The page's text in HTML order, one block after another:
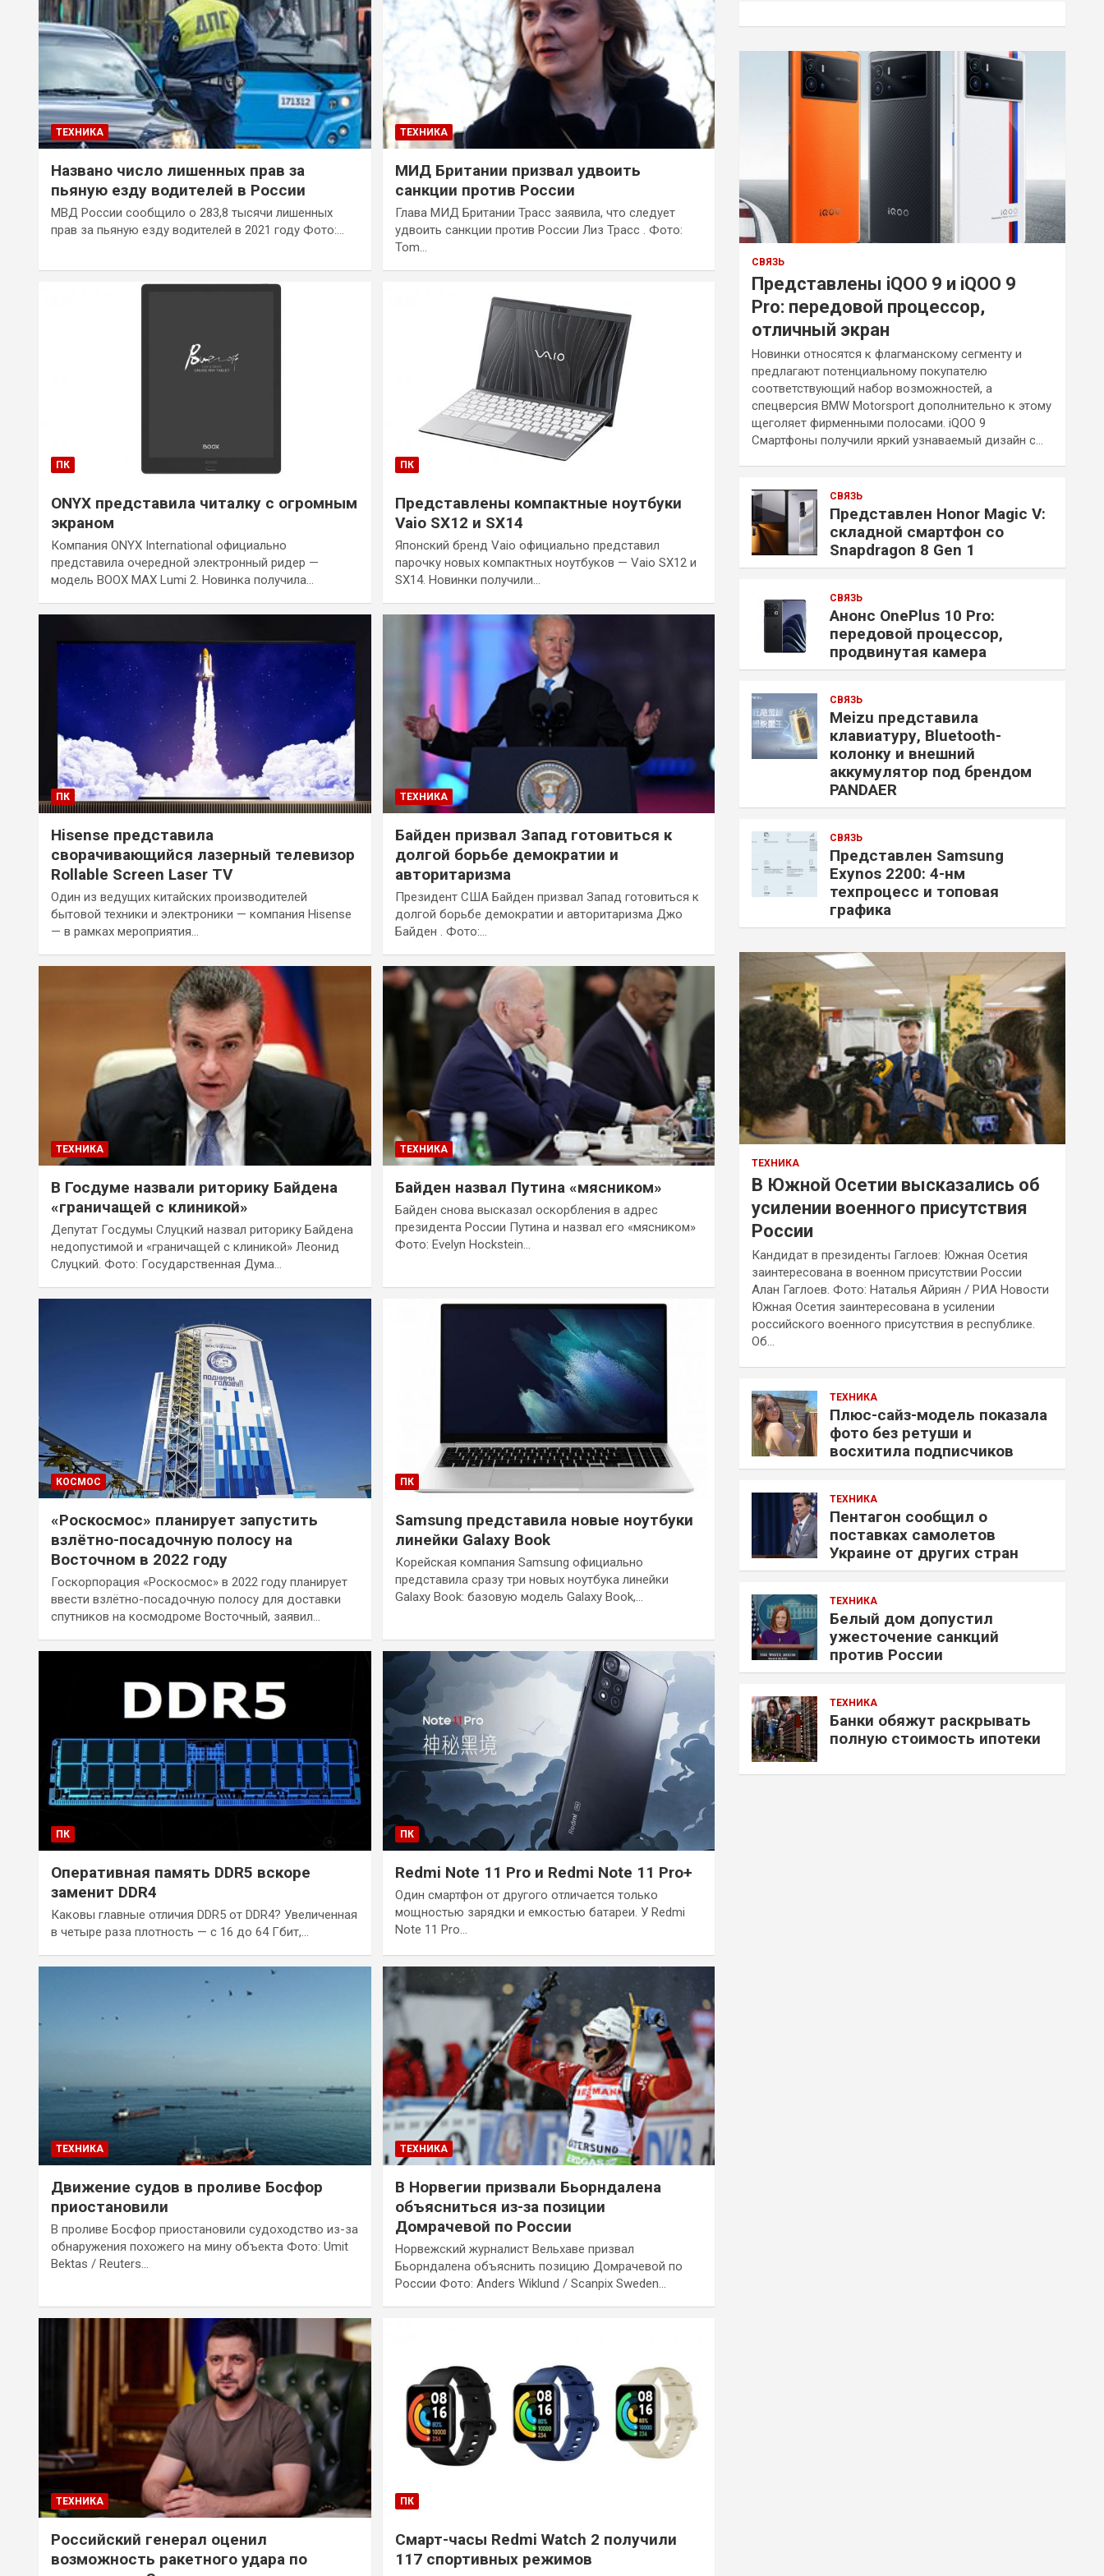
ТЕХНИКА
Названо число лишенных прав за
пьяную езду водителей в России
МВД России сообщило о 283,8 тысячи лишенных
прав за пьяную езду водителей в 2021 году Фото:…
ТЕХНИКА
МИД Британии призвал удвоить
санкции против России
Глава МИД Британии Трасс заявила, что следует
удвоить санкции против России Лиз Трасc . Фото:
Tom…
ПК
ONYX представила читалку с огромным
экраном
Компания ONYX International официально
представила очередной электронный ридер —
модель BOOX MAX Lumi 2. Новинка получила…
ПК
Представлены компактные ноутбуки
Vaio SX12 и SX14
Японский бренд Vaio официально представил
парочку новых компактных ноутбуков — Vaio SX12 и
SX14. Новинки получили…
ПК
Hisense представила
сворачивающийся лазерный телевизор
Rollable Screen Laser TV
Один из ведущих китайских производителей
бытовой техники и электроники — компания Hisense
— в рамках мероприятия…
ТЕХНИКА
Байден призвал Запад готовиться к
долгой борьбе демократии и
авторитаризма
Президент США Байден призвал Запад готовиться к
долгой борьбе демократии и авторитаризма Джо
Байден . Фото:…
ТЕХНИКА
В Госдуме назвали риторику Байдена
«граничащей с клиникой»
Депутат Госдумы Слуцкий назвал риторику Байдена
недопустимой и «граничащей с клиникой» Леонид
Слуцкий. Фото: Государственная Дума…
ТЕХНИКА
Байден назвал Путина «мясником»
Байден снова высказал оскорбления в адрес
президента России Путина и назвал его «мясником»
Фото: Evelyn Hockstein…
КОСМОС
«Роскосмос» планирует запустить
взлётно-посадочную полосу на
Восточном в 2022 году
Госкорпорация «Роскосмос» в 2022 году планирует
ввести взлётно-посадочную полосу для доставки
спутников на космодроме Восточный, заявил…
ПК
Samsung представила новые ноутбуки
линейки Galaxy Book
Корейская компания Samsung официально
представила сразу три новых ноутбука линейки
Galaxy Book: базовую модель Galaxy Book,…
ПК
Оперативная память DDR5 вскоре
заменит DDR4
Каковы главные отличия DDR5 от DDR4? Увеличенная
в четыре раза плотность — с 16 до 64 Гбит,…
ПК
Redmi Note 11 Pro и Redmi Note 11 Pro+
Один смартфон от другого отличается только
мощностью зарядки и емкостью батареи. У Redmi
Note 11 Pro…
ТЕХНИКА
Движение судов в проливе Босфор
приостановили
В проливе Босфор приостановили судоходство из-за
обнаружения похожего на мину объекта Фото: Umit
Bektas / Reuters…
ТЕХНИКА
В Норвегии призвали Бьорндалена
объясниться из-за позиции
Домрачевой по России
Норвежский журналист Вельхаве призвал
Бьорндалена объяснить позицию Домрачевой по
России Фото: Anders Wiklund / Scanpix Sweden…
ТЕХНИКА
Российский генерал оценил
возможность ракетного удара по
ПК
Смарт-часы Redmi Watch 2 получили
117 спортивных режимов
СВЯЗЬ
Представлены iQOO 9 и iQOO 9
Pro: передовой процессор,
отличный экран
Новинки относятся к флагманскому сегменту и
предлагают потенциальному покупателю
соответствующий набор возможностей, а
спецверсия BMW Motorsport дополнительно к этому
щеголяет фирменными полосами. iQOO 9
Смартфоны получили яркий узнаваемый дизайн с…
СВЯЗЬ
Представлен Honor Magic V:
складной смартфон со
Snapdragon 8 Gen 1
СВЯЗЬ
Анонс OnePlus 10 Pro:
передовой процессор,
продвинутая камера
СВЯЗЬ
Meizu представила
клавиатуру, Bluetooth-
колонку и внешний
аккумулятор под брендом
PANDAER
СВЯЗЬ
Представлен Samsung
Exynos 2200: 4-нм
техпроцесс и топовая
графика
ТЕХНИКА
В Южной Осетии высказались об
усилении военного присутствия
России
Кандидат в президенты Гаглоев: Южная Осетия
заинтересована в военном присутствии России
Алан Гаглоев. Фото: Наталья Айриян / РИА Новости
Южная Осетия заинтересована в усилении
российского военного присутствия в республике.
Об…
ТЕХНИКА
Плюс-сайз-модель показала
фото без ретуши и
восхитила подписчиков
ТЕХНИКА
Пентагон сообщил о
поставках самолетов
Украине от других стран
ТЕХНИКА
Белый дом допустил
ужесточение санкций
против России
ТЕХНИКА
Банки обяжут раскрывать
полную стоимость ипотеки